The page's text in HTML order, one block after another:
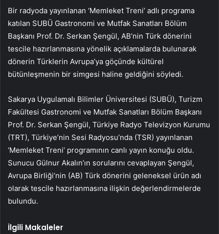
Bir radyoda yayınlanan ‘Memleket Treni’ adlı programa
katılan SUBÜ Gastronomi ve Mutfak Sanatları Bölüm
Başkanı Prof. Dr. Serkan Şengül, AB’nin Türk dönerini
tescile hazırlanmasına yönelik açıklamalarda bulunarak
dönerin Türklerin Avrupa’ya göçünde kültürel
bütünleşmenin bir simgesi haline geldiğini söyledi.
Sakarya Uygulamalı Bilimler Üniversitesi (SUBÜ), Turizm
Fakültesi Gastronomi ve Mutfak Sanatları Bölüm Başkanı
Prof. Dr. Serkan Şengül, Türkiye Radyo Televizyon Kurumu
(TRT), Türkiye’nin Sesi Radyosu’nda (TSR) yayınlanan
‘Memleket Treni’ programının canlı yayın konuğu oldu.
Sunucu Gülnur Akalın’ın sorularını cevaplayan Şengül,
Avrupa Birliği’nin (AB) Türk dönerini geleneksel ürün adı
olarak tescile hazırlanmasına ilişkin değerlendirmelerde
bulundu.
İlgili Makaleler